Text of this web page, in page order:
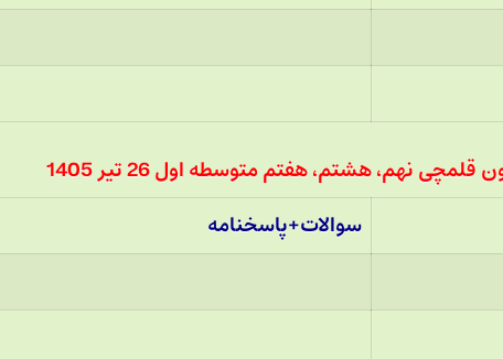
نهم، هشتم، هفتم متوسطه اول 26 تیر 1405
سوالات+پاسخنامه